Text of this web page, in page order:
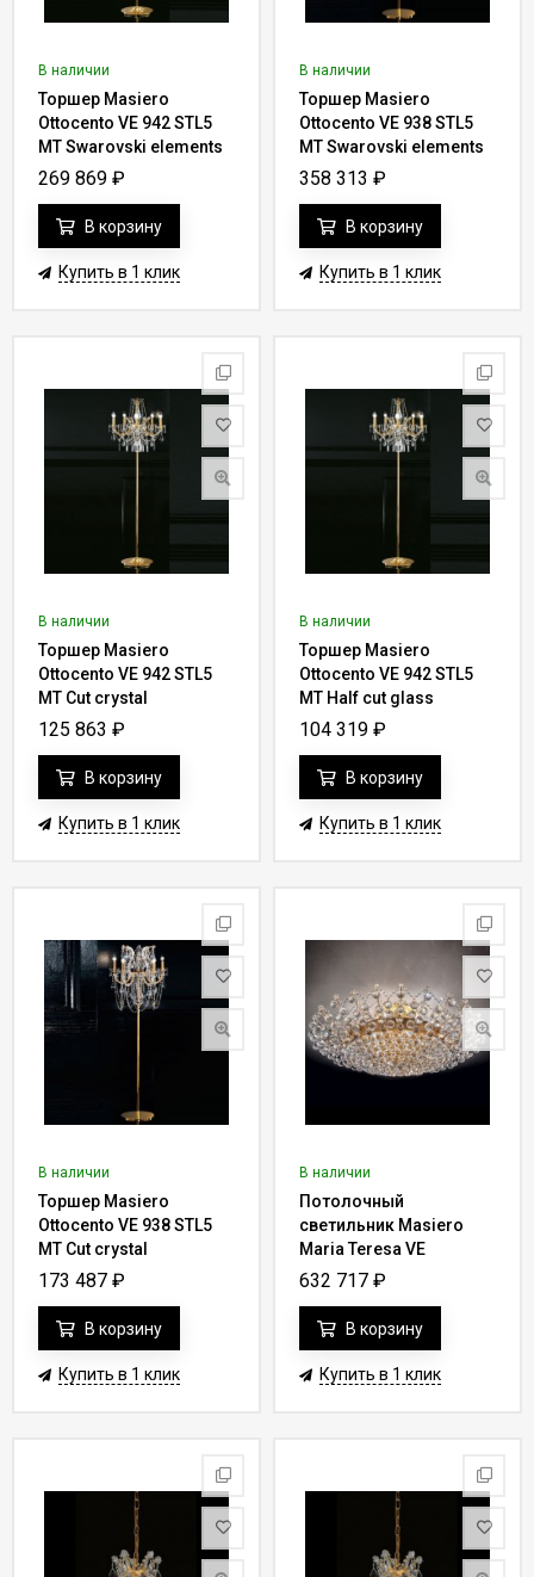
В наличии
Торшер Masiero
Ottocento VE 942 STL5
MT Swarovski elements
269 869 ₽
В корзину
Купить в 1 клик
В наличии
Торшер Masiero
Ottocento VE 938 STL5
MT Swarovski elements
358 313 ₽
В корзину
Купить в 1 клик
В наличии
Торшер Masiero
Ottocento VE 942 STL5
MT Cut crystal
125 863 ₽
В корзину
Купить в 1 клик
В наличии
Торшер Masiero
Ottocento VE 942 STL5
MT Half cut glass
104 319 ₽
В корзину
Купить в 1 клик
В наличии
Торшер Masiero
Ottocento VE 938 STL5
MT Cut crystal
173 487 ₽
В корзину
Купить в 1 клик
В наличии
Потолочный
светильник Masiero
Maria Teresa VE
919/PL12 MT CUT
632 717 ₽
В корзину
Купить в 1 клик